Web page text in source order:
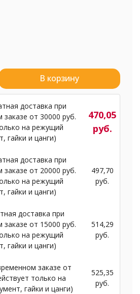
В корзину
доставка при
от 30000 руб.
на режущий
гайки и цанги)
470,05
руб.
доставка при
от 20000 руб.
на режущий
гайки и цанги)
497,70
руб.
доставка при
от 15000 руб.
на режущий
гайки и цанги)
514,29
руб.
заказе от
только на
гайки и цанги)
525,35
руб.